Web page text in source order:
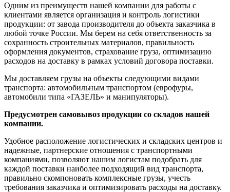
Одним из преимуществ нашей компании для работы с
клиентами является организация и контроль логистики
продукции: от завода производителя до объекта заказчика в
любой точке России. Мы берем на себя ответственность за
сохранность строительных материалов, правильность
оформления документов, страхование груза, оптимизацию
расходов на доставку в рамках условий договора поставки.
Мы доставляем грузы на объекты следующими видами
транспорта: автомобильным транспортом (еврофуры,
автомобили типа «ГАЗЕЛЬ» и манипуляторы).
Предусмотрен самовывоз продукции со складов нашей
компании.
Удобное расположение логистических и складских центров и
надежные, партнерские отношения с транспортными
компаниями, позволяют нашим логистам подобрать для
каждой поставки наиболее подходящий вид транспорта,
правильно скомпоновать комплексные грузы, учесть
требования заказчика и оптимизировать расходы на доставку.